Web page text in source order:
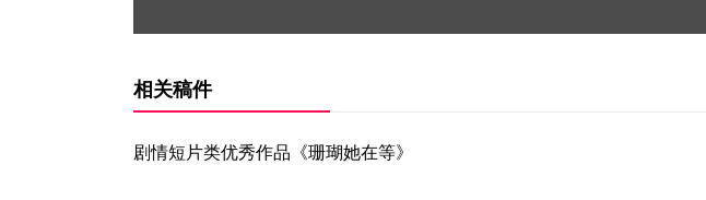
相关稿件
剧情短片类优秀作品《珊瑚她在等》